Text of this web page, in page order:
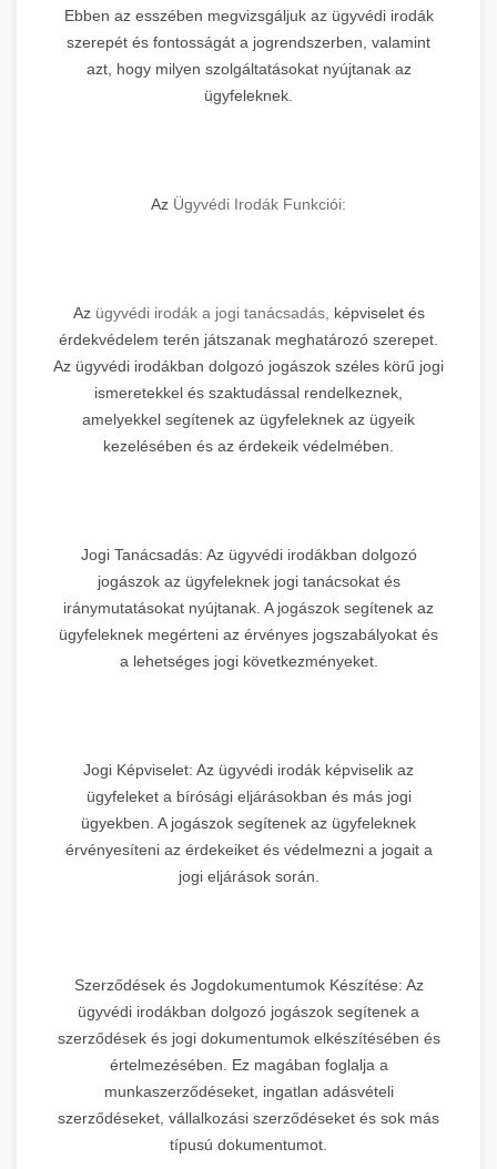
Ebben az esszében megvizsgáljuk az ügyvédi irodák
szerepét és fontosságát a jogrendszerben, valamint
azt, hogy milyen szolgáltatásokat nyújtanak az
ügyfeleknek.
Az Ügyvédi Irodák Funkciói:
Az ügyvédi irodák a jogi tanácsadás, képviselet és
érdekvédelem terén játszanak meghatározó szerepet.
Az ügyvédi irodákban dolgozó jogászok széles körű jogi
ismeretekkel és szaktudással rendelkeznek,
amelyekkel segítenek az ügyfeleknek az ügyeik
kezelésében és az érdekeik védelmében.
Jogi Tanácsadás: Az ügyvédi irodákban dolgozó
jogászok az ügyfeleknek jogi tanácsokat és
iránymutatásokat nyújtanak. A jogászok segítenek az
ügyfeleknek megérteni az érvényes jogszabályokat és
a lehetséges jogi következményeket.
Jogi Képviselet: Az ügyvédi irodák képviselik az
ügyfeleket a bírósági eljárásokban és más jogi
ügyekben. A jogászok segítenek az ügyfeleknek
érvényesíteni az érdekeiket és védelmezni a jogait a
jogi eljárások során.
Szerződések és Jogdokumentumok Készítése: Az
ügyvédi irodákban dolgozó jogászok segítenek a
szerződések és jogi dokumentumok elkészítésében és
értelmezésében. Ez magában foglalja a
munkaszerződéseket, ingatlan adásvételi
szerződéseket, vállalkozási szerződéseket és sok más
típusú dokumentumot.